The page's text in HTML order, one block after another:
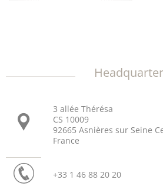
3 allée Thérésa
CS 10009
92665 Asnières sur Seine
France
+33 1 46 88 20 20